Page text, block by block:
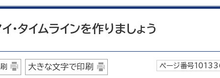
・タイムラインを作りましょう
大きな文字で印刷 ページ番号